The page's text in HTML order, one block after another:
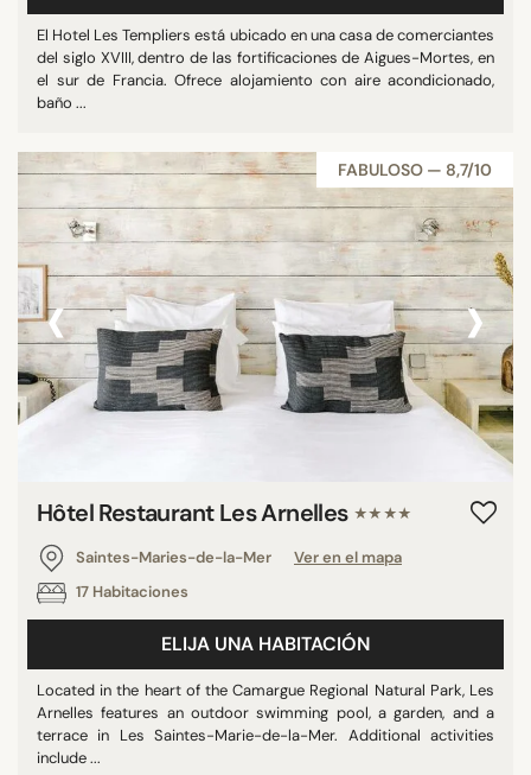
El Hotel Les Templiers está ubicado en una casa de comerciantes
del siglo XVIII, dentro de las fortificaciones de Aigues-Mortes, en
el sur de Francia. Ofrece alojamiento con aire acondicionado,
baño ...
FABULOSO — 8,7/10
‹ ›
Hôtel Restaurant Les Arnelles ★★★★
Saintes-Maries-de-la-Mer
Ver en el mapa
17 Habitaciones
ELIJA UNA HABITACIÓN
Located in the heart of the Camargue Regional Natural Park, Les
Arnelles features an outdoor swimming pool, a garden, and a
terrace in Les Saintes-Marie-de-la-Mer. Additional activities
include ...